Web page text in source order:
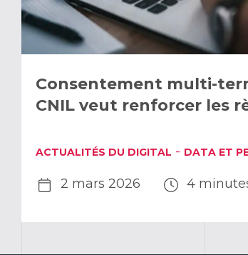
Consentement multi-
CNIL veut renforcer les
ACTUALITÉS DU DIGITAL - DATA ET
2 mars 2026 4